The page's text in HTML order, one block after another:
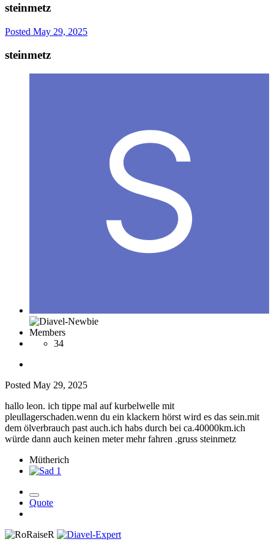
steinmetz
Posted May 29, 2025
steinmetz
Members
34
Posted May 29, 2025
hallo leon. ich tippe mal auf kurbelwelle mit
pleullagerschaden.wenn du ein klackern hörst wird es das sein.mit
dem ölverbrauch past auch.ich habs durch bei ca.40000km.ich
würde dann auch keinen meter mehr fahren .gruss steinmetz
Mütherich
1
Quote